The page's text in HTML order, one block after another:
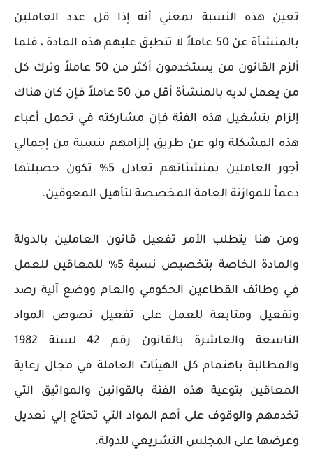
تعين هذه النسبة بمعني أنه إذا قل عدد العاملين
بالمنشأة عن 50 عاملاً لا تنطبق عليهم هذه المادة ، فلما
ألزم القانون من يستخدمون أكثر من 50 عاملاً وترك كل
من يعمل لديه بالمنشأة أقل من 50 عاملاً فإن كان هناك
إلزام بتشغيل هذه الفئة فإن مشاركته في تحمل أعباء
هذه المشكلة ولو عن طريق إلزامهم بنسبة من إجمالي
أجور العاملين بمنشئاتهم تعادل 5% تكون حصيلتها
دعماً للموازنة العامة المخصصة لتأهيل المعوقين.
ومن هنا يتطلب الأمر تفعيل قانون العاملين بالدولة
والمادة الخاصة بتخصيص نسبة 5% للمعاقين للعمل
في وطائف القطاعين الحكومي والعام ووضع آلية رصد
وتفعيل ومتابعة للعمل على تفعيل نصوص المواد
التاسعة والعاشرة بالقانون رقم 42 لسنة 1982
والمطالبة باهتمام كل الهيئات العاملة في مجال رعاية
المعاقين بتوعية هذه الفئة بالقوانين والمواثيق التي
تخدمهم والوقوف على أهم المواد التي تحتاج إلي تعديل
وعرضها على المجلس التشريعي للدولة.